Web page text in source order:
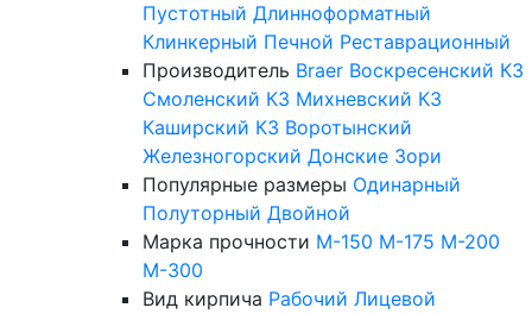
Пустотный Длинноформатный
Клинкерный Печной Реставрационный
Производитель Braer Воскресенский КЗ
Смоленский КЗ Михневский КЗ
Каширский КЗ Воротынский
Железногорский Донские Зори
Популярные размеры Одинарный
Полуторный Двойной
Марка прочности М-150 М-175 М-200
М-300
Вид кирпича Рабочий Лицевой